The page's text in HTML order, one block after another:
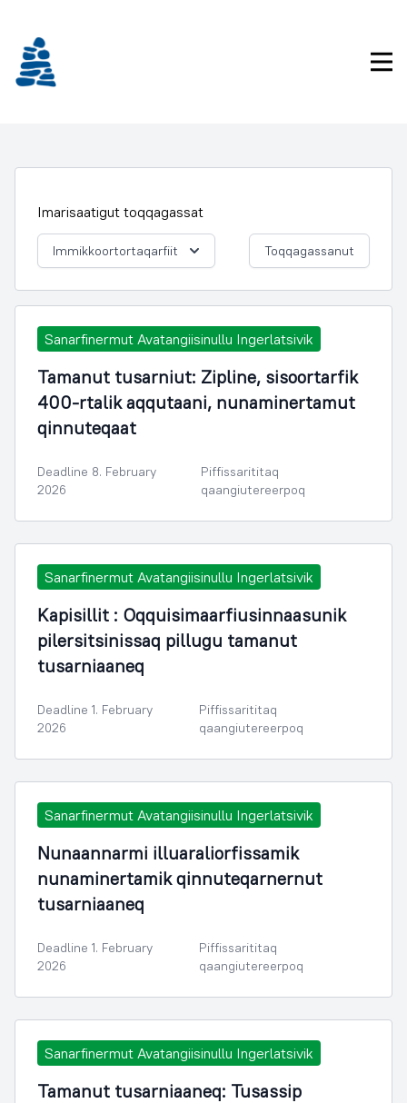
Imarisaatigut toqqagassat
Immikkoortortaqarfiit Toqqagassanut
Sanarfinermut Avatangiisinullu Ingerlatsivik
Tamanut tusarniut: Zipline, sisoortarfik
400-rtalik aqqutaani, nunaminertamut
qinnuteqaat
Deadline 8. February
2026
Piffissarititaq
qaangiutereerpoq
Sanarfinermut Avatangiisinullu Ingerlatsivik
Kapisillit : Oqquisimaarfiusinnaasunik
pilersitsinissaq pillugu tamanut
tusarniaaneq
Deadline 1. February
2026
Piffissarititaq
qaangiutereerpoq
Sanarfinermut Avatangiisinullu Ingerlatsivik
Nunaannarmi illuaraliorfissamik
nunaminertamik qinnuteqarnernut
tusarniaaneq
Deadline 1. February
2026
Piffissarititaq
qaangiutereerpoq
Sanarfinermut Avatangiisinullu Ingerlatsivik
Tamanut tusarniaaneq: Tusassip